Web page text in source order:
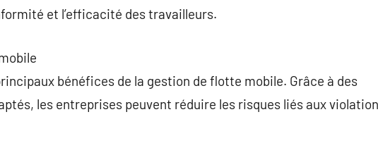
et l’efficacité des travailleurs.
bénéfices de la gestion de flotte mobile. Grâce à des
les entreprises peuvent réduire les risques liés aux